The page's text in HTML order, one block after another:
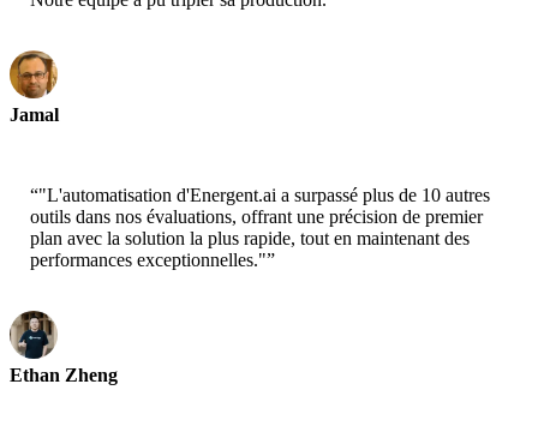
Jamal
“"L'automatisation d'Energent.ai a surpassé plus de 10 autres
outils dans nos évaluations, offrant une précision de premier
plan avec la solution la plus rapide, tout en maintenant des
performances exceptionnelles."”
Ethan Zheng